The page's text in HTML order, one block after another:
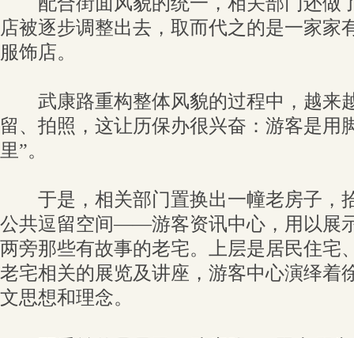
店被逐步调整出去，取而代之的是一家家
服饰店。
武康路重构整体风貌的过程中，越来
留、拍照，这让历保办很兴奋：游客是用
里”。
于是，相关部门置换出一幢老房子，
公共逗留空间——游客资讯中心，用以展
两旁那些有故事的老宅。上层是居民住宅
老宅相关的展览及讲座，游客中心演绎着
文思想和理念。